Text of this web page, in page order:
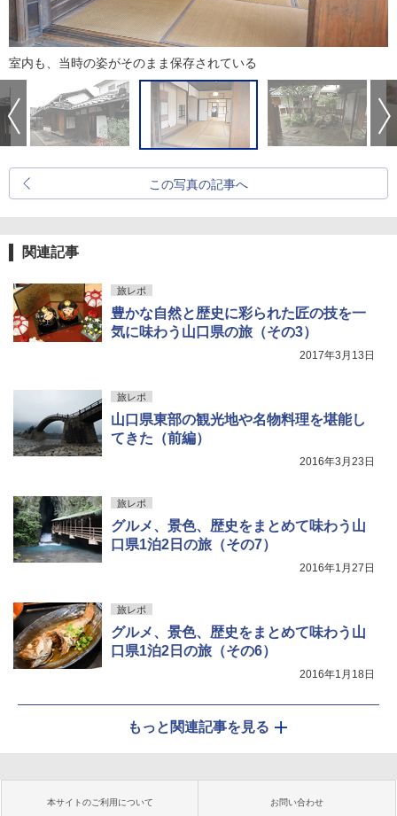
室内も、当時の姿がそのまま保存されている
この写真の記事へ
関連記事
旅レポ
豊かな自然と歴史に彩られた匠の技を一
気に味わう山口県の旅（その3）
2017年3月13日
旅レポ
山口県東部の観光地や名物料理を堪能し
てきた（前編）
2016年3月23日
旅レポ
グルメ、景色、歴史をまとめて味わう山
口県1泊2日の旅（その7）
2016年1月27日
旅レポ
グルメ、景色、歴史をまとめて味わう山
口県1泊2日の旅（その6）
2016年1月18日
もっと関連記事を見る
本サイトのご利用について お問い合わせ